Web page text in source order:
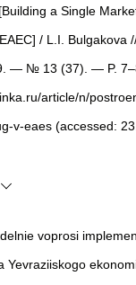
a Single
/ L.I. Bulgakova
— № 13 (37). — P.
article/n/
v-eaes (accessed:
voprosi
Yevraziiskogo